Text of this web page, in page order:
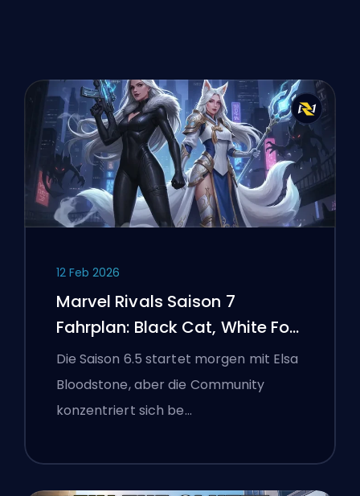
12 Feb 2026
Marvel Rivals Saison 7
Fahrplan: Black Cat, White Fox
und das Monsters Take
Manhattan Event
Die Saison 6.5 startet morgen mit Elsa
Bloodstone, aber die Community
konzentriert sich be…